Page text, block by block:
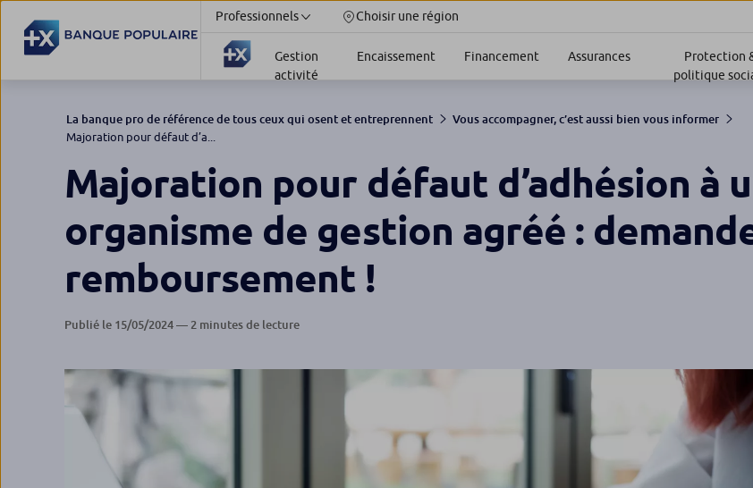
Professionnels Choisir une région
Gestion
activité
Encaissement Financement Assurances
Protection
politique
La banque pro de référence de tous ceux qui osent et entreprennent
Vous accompagner, c’est aussi bien vous informer
Majoration pour défaut d’a...
Majoration pour défaut d’adhésion à
organisme de gestion agréé :
remboursement !
Publié le 15/05/2024 — 2 minutes de lecture